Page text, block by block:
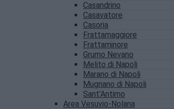
Casandrino
Casavatore
Casoria
Frattamaggiore
Frattaminore
Grumo Nevano
Melito di Napoli
Marano di Napoli
Mugnano di Napoli
Sant’Antimo
Area Vesuvio-Nolana